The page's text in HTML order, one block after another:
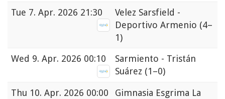
Tue 7. Apr. 2026 21:30
Velez Sarsfield -
Deportivo Armenio (4–
1)
Wed 9. Apr. 2026 00:10
Sarmiento - Tristán
Suárez (1–0)
Thu 10. Apr. 2026 00:00
Gimnasia Esgrima La